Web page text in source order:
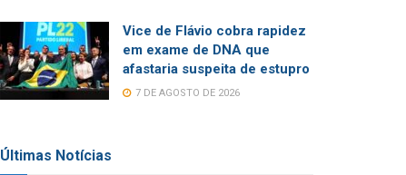
Vice de Flávio cobra rapidez
em exame de DNA que
afastaria suspeita de estupro
7 DE AGOSTO DE 2026
Últimas Notícias